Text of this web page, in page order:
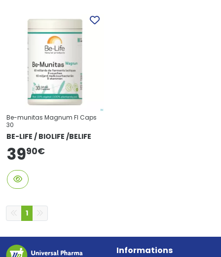
Be-munitas Magnum Fl Caps
30
BE-LIFE / BIOLIFE /BELIFE
3990€
1
Informations